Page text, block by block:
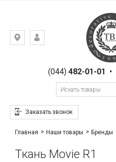
Киев,
Гоголевская,(044)482-01-01 •
Заказать звонок
Главная Наши товары Бренды
Ткань Movie R1